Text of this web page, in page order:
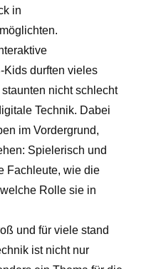
in
Kids durften vieles
nicht schlecht
Technik. Dabei
im Vordergrund,
Spielerisch und
Fachleute, wie die
Rolle sie in
und für viele stand
ist nicht nur